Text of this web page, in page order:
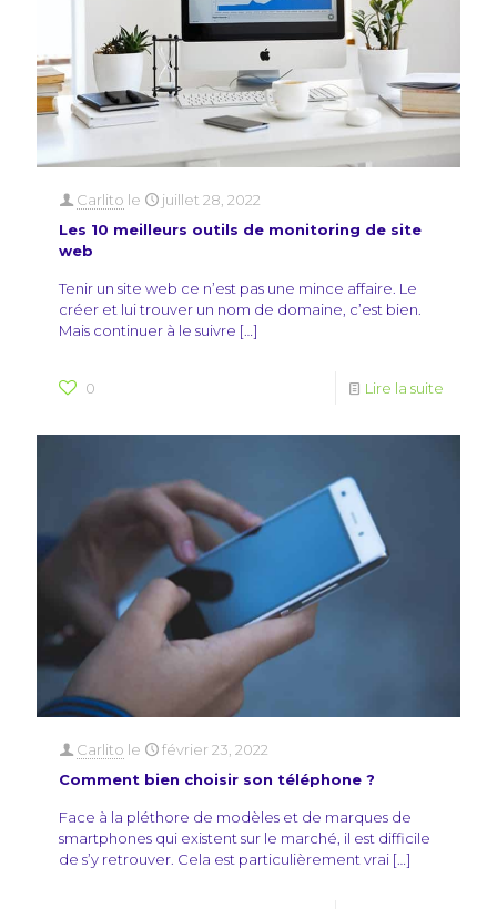
Carlito le
juillet 28, 2022
Les 10 meilleurs outils de monitoring de site
web
Tenir un site web ce n’est pas une mince affaire. Le
créer et lui trouver un nom de domaine, c’est bien.
Mais continuer à le suivre […]
0 Lire la suite
Carlito le
février 23, 2022
Comment bien choisir son téléphone ?
Face à la pléthore de modèles et de marques de
smartphones qui existent sur le marché, il est difficile
de s’y retrouver. Cela est particulièrement vrai […]